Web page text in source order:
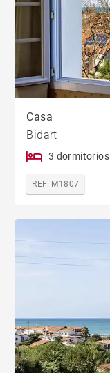
Casa
Bidart
3 dormitorios
REF. M1807